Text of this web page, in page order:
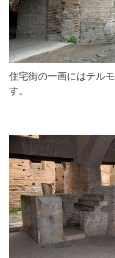
住宅街の一画にはテル
す。